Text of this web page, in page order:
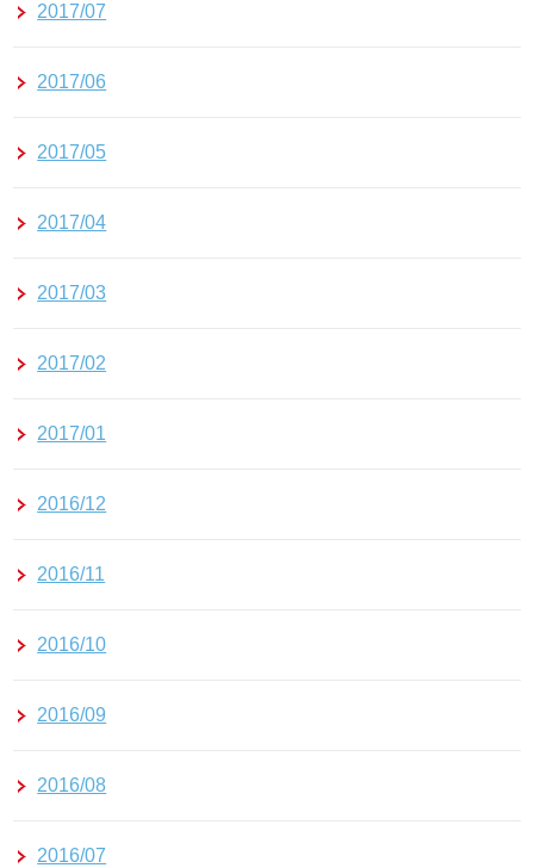
2017/07
2017/06
2017/05
2017/04
2017/03
2017/02
2017/01
2016/12
2016/11
2016/10
2016/09
2016/08
2016/07